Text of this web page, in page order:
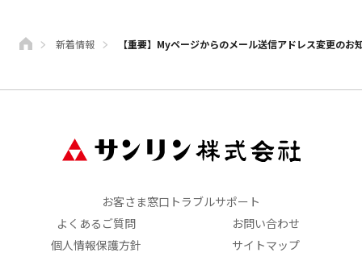
新着情報 【重要】Myページからのメール送信アドレス変更のお
お客さま窓口トラブルサポート
よくあるご質問
お問い合わせ
個人情報保護方針
サイトマップ